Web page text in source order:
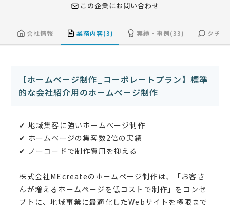
この企業にお問い合わせ
会社情報 業務内容(3) 実績・事例(33) クチ
【ホームページ制作_コーポレートプラン】標準
的な会社紹介用のホームページ制作
✔︎ 地域集客に強いホームページ制作
✔︎ ホームページの集客数2倍の実績
✔︎ ノーコードで制作費用を抑える
株式会社MEcreateのホームページ制作は、「お客さ
んが増えるホームページを低コストで制作」をコンセ
プトに、地域事業に最適化したWebサイトを極限まで